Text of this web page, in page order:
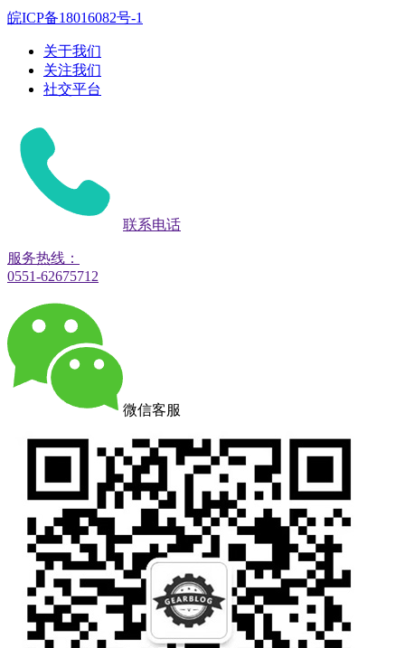
皖ICP备18016082号-1
关于我们
关注我们
社交平台
联系电话
服务热线：
0551-62675712
微信客服